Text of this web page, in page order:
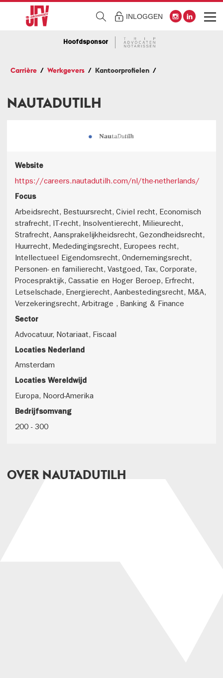
INLOGGEN
Hoofdsponsor
Carrière Werkgevers Kantoorprofielen
NAUTADUTILH
Website
https://careers.nautadutilh.com/nl/the-netherlands/
Focus
Arbeidsrecht, Bestuursrecht, Civiel recht, Economisch
strafrecht, IT-recht, Insolventierecht, Milieurecht,
Strafrecht, Aansprakelijkheidsrecht, Gezondheidsrecht,
Huurrecht, Mededingingsrecht, Europees recht,
Intellectueel Eigendomsrecht, Ondernemingsrecht,
Personen- en familierecht, Vastgoed, Tax, Corporate,
Procespraktijk, Cassatie en Hoger Beroep, Erfrecht,
Letselschade, Energierecht, Aanbestedingsrecht, M&A,
Verzekeringsrecht, Arbitrage , Banking & Finance
Sector
Advocatuur, Notariaat, Fiscaal
Locaties Nederland
Amsterdam
Locaties Wereldwijd
Europa, Noord-Amerika
Bedrijfsomvang
200 - 300
OVER NAUTADUTILH